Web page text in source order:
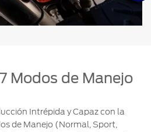
Modos de Manejo
Intrépida y Capaz con la
de Manejo (Normal, Sport,